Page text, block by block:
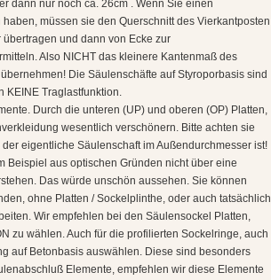
dann nur noch ca. 26cm . Wenn Sie einen
müssen sie den Querschnitt des Vierkantposten
und dann von Ecke zur
Also NICHT das kleinere Kantenmaß des
Die Säulenschäfte auf Styroporbasis sind
Traglastfunktion.
Durch die unteren (UP) und oberen (OP) Platten,
wesentlich verschönern. Bitte achten sie
eigentliche Säulenschaft im Außendurchmesser ist!
Beispiel aus optischen Gründen nicht über eine
Das würde unschön aussehen. Sie können
ohne Platten / Sockelplinthe, oder auch tatsächlich
Wir empfehlen bei den Säulensockel Platten,
zu wählen. Auch für die profilierten Sockelringe, auch
auf Betonbasis auswählen. Diese sind besonders
Elemente, empfehlen wir diese Elemente